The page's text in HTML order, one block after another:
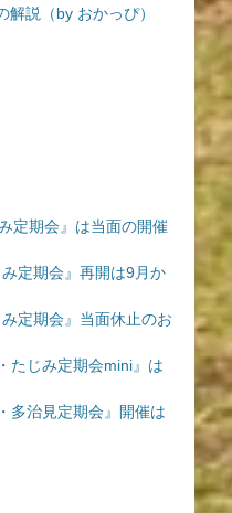
解説（by おかっぴ）
定期会』は当面の開催
定期会』再開は9月か
定期会』当面休止のお
たじみ定期会mini』は
多治見定期会』開催は